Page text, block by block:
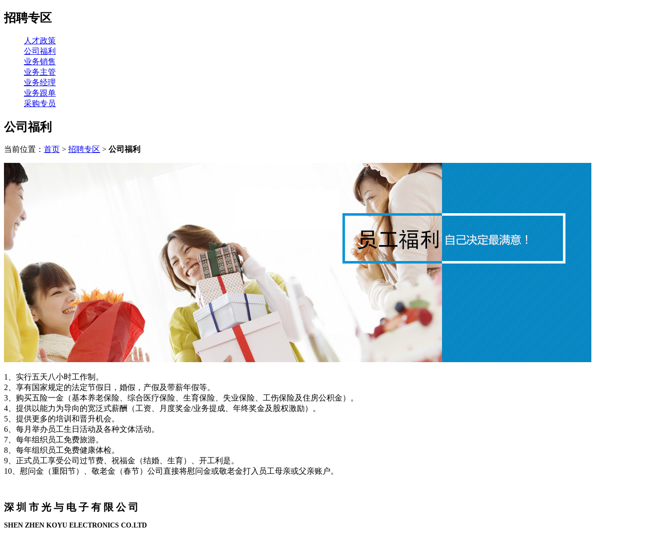
招聘专区
人才政策
公司福利
业务销售
业务主管
业务经理
业务跟单
采购专员
公司福利
当前位置： 首页 > 招聘专区 > 公司福利
1、实行五天八小时工作制。
2、享有国家规定的法定节假日，婚假，产假及带薪年假等。
3、购买五险一金（基本养老保险、综合医疗保险、生育保险、失业保险、工伤保险及住房公积金）。
4、提供以能力为导向的宽泛式薪酬（工资、月度奖金/业务提成、年终奖金及股权激励）。
5、提供更多的培训和晋升机会。
6、每月举办员工生日活动及各种文体活动。
7、每年组织员工免费旅游。
8、每年组织员工免费健康体检。
9、正式员工享受公司过节费、祝福金（结婚、生育）、开工利是。
10、慰问金（重阳节）、敬老金（春节）公司直接将慰问金或敬老金打入员工母亲或父亲账户。
深 圳 市 光 与 电 子 有 限 公 司
SHEN ZHEN KOYU ELECTRONICS CO.LTD